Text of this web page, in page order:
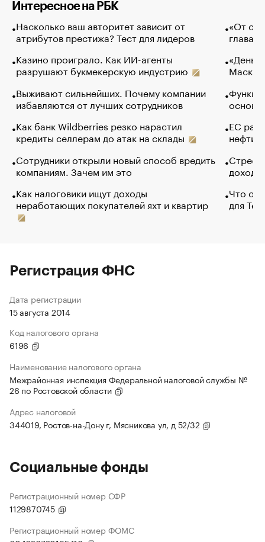
Интересное на РБК
Насколько ваш авторитет зависит от
атрибутов престижа? Тест для лидеров
Казино проиграло. Как ИИ-агенты
разрушают букмекерскую индустрию
Выживают сильнейших. Почему компании
избавляются от лучших сотрудников
Как банк Wildberries резко нарастил
кредиты селлерам до атак на склады
Сотрудники открыли новый способ вредить
компаниям. Зачем им это
Как налоговики ищут доходы
неработающих покупателей яхт и квартир
«От
глава
Маск в
основ
ЕС
нефти
Что
для
Регистрация ФНС
Дата регистрации
15 августа 2014
Код налогового органа
6196
Наименование налогового органа
Межрайонная инспекция Федеральной налоговой службы №
26 по Ростовской области
Адрес налоговой
344019, Ростов-на-Дону г, Мясникова ул, д 52/32
Социальные фонды
Регистрационный номер СФР
1129870745
Регистрационный номер ФОМС